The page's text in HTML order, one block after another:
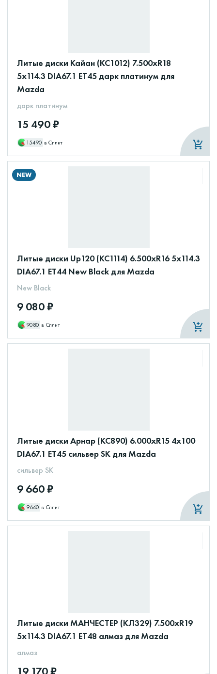
Литые диски Кайан (КС1012) 7.500xR18
5x114.3 DIA67.1 ET45 дарк платинум для
Mazda
дарк платинум
15 490 ₽
15490 в Сплит
NEW
Литые диски Up120 (КС1114) 6.500xR16 5x114.3
DIA67.1 ET44 New Black для Mazda
New Black
9 080 ₽
9080 в Сплит
Литые диски Арнар (КС890) 6.000xR15 4x100
DIA67.1 ET45 сильвер SK для Mazda
сильвер SK
9 660 ₽
9660 в Сплит
Литые диски МАНЧЕСТЕР (КЛ329) 7.500xR19
5x114.3 DIA67.1 ET48 алмаз для Mazda
алмаз